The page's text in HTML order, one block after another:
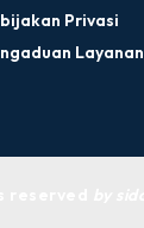
Privasi
Layanan